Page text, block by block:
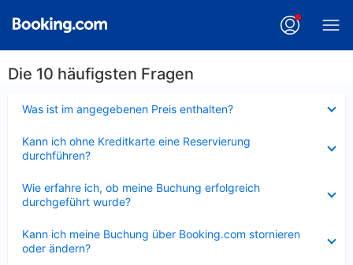
Die 10 häufigsten Fragen
Was ist im angegebenen Preis enthalten?
Kann ich ohne Kreditkarte eine Reservierung
durchführen?
Wie erfahre ich, ob meine Buchung erfolgreich
durchgeführt wurde?
Kann ich meine Buchung über Booking.com stornieren
oder ändern?